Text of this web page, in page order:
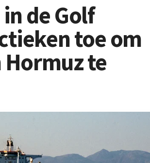
de Golf
toe om
Hormuz te